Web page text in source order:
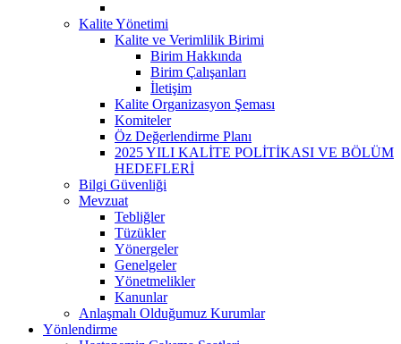
Kalite Yönetimi
Kalite ve Verimlilik Birimi
Birim Hakkında
Birim Çalışanları
İletişim
Kalite Organizasyon Şeması
Komiteler
Öz Değerlendirme Planı
2025 YILI KALİTE POLİTİKASI VE BÖLÜM
HEDEFLERİ
Bilgi Güvenliği
Mevzuat
Tebliğler
Tüzükler
Yönergeler
Genelgeler
Yönetmelikler
Kanunlar
Anlaşmalı Olduğumuz Kurumlar
Yönlendirme